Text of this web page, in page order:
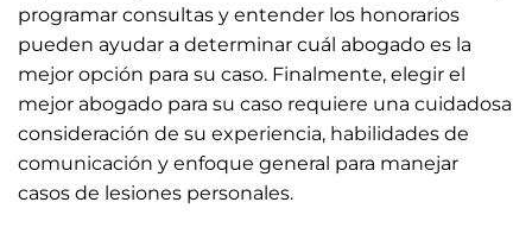
programar consultas y entender los honorarios
pueden ayudar a determinar cuál abogado es la
mejor opción para su caso. Finalmente, elegir el
mejor abogado para su caso requiere una cuidadosa
consideración de su experiencia, habilidades de
comunicación y enfoque general para manejar
casos de lesiones personales.